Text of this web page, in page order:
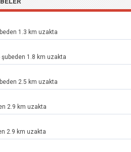
1.3 km uzakta
1.8 km uzakta
2.5 km uzakta
2.9 km uzakta
2.9 km uzakta